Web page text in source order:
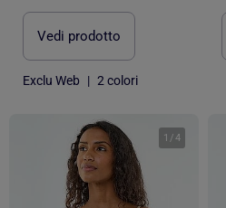
Vedi prodotto
Exclu Web | 2 colori
1 /4